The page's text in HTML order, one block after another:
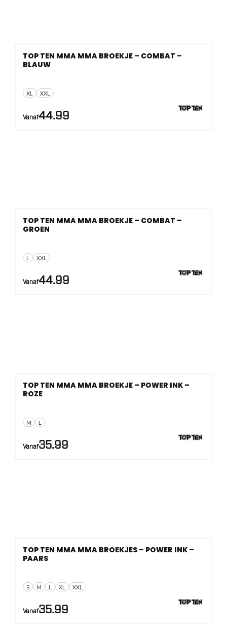
XL XXL
TOP TEN MMA MMA BROEKJE – COMBAT –
BLAUW
Vanaf44.99
L XXL
TOP TEN MMA MMA BROEKJE – COMBAT –
GROEN
Vanaf44.99
M L
TOP TEN MMA MMA BROEKJE – POWER INK –
ROZE
Vanaf35.99
S M L XL XXL
TOP TEN MMA MMA BROEKJES – POWER INK –
PAARS
Vanaf35.99